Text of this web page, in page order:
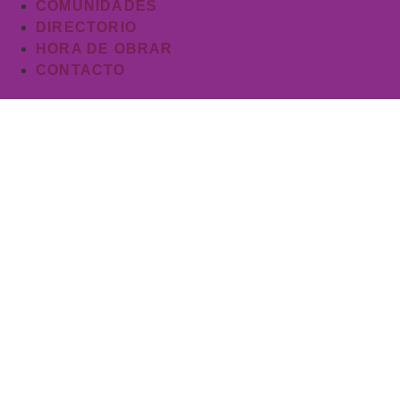
COMUNIDADES
DIRECTORIO
HORA DE OBRAR
CONTACTO